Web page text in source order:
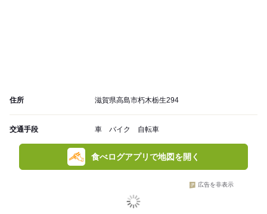
住所 滋賀県高島市朽木栃生294
交通手段 車 バイク 自転車
食べログアプリで地図を開く
広告を非表示